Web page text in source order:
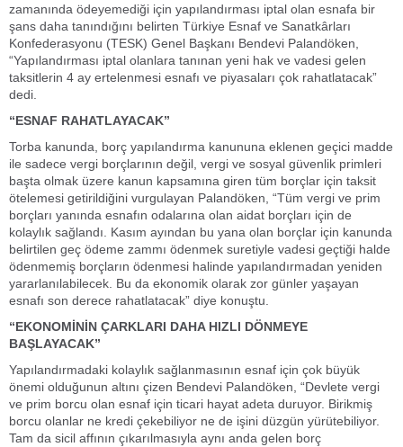
zamanında ödeyemediği için yapılandırması iptal olan esnafa bir
şans daha tanındığını belirten Türkiye Esnaf ve Sanatkârları
Konfederasyonu (TESK) Genel Başkanı Bendevi Palandöken,
“Yapılandırması iptal olanlara tanınan yeni hak ve vadesi gelen
taksitlerin 4 ay ertelenmesi esnafı ve piyasaları çok rahatlatacak”
dedi.
“ESNAF RAHATLAYACAK”
Torba kanunda, borç yapılandırma kanununa eklenen geçici madde
ile sadece vergi borçlarının değil, vergi ve sosyal güvenlik primleri
başta olmak üzere kanun kapsamına giren tüm borçlar için taksit
ötelemesi getirildiğini vurgulayan Palandöken, “Tüm vergi ve prim
borçları yanında esnafın odalarına olan aidat borçları için de
kolaylık sağlandı. Kasım ayından bu yana olan borçlar için kanunda
belirtilen geç ödeme zammı ödenmek suretiyle vadesi geçtiği halde
ödenmemiş borçların ödenmesi halinde yapılandırmadan yeniden
yararlanılabilecek. Bu da ekonomik olarak zor günler yaşayan
esnafı son derece rahatlatacak” diye konuştu.
“EKONOMİNİN ÇARKLARI DAHA HIZLI DÖNMEYE
BAŞLAYACAK”
Yapılandırmadaki kolaylık sağlanmasının esnaf için çok büyük
önemi olduğunun altını çizen Bendevi Palandöken, “Devlete vergi
ve prim borcu olan esnaf için ticari hayat adeta duruyor. Birikmiş
borcu olanlar ne kredi çekebiliyor ne de işini düzgün yürütebiliyor.
Tam da sicil affının çıkarılmasıyla aynı anda gelen borç